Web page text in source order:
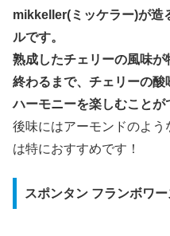
mikkeller(ミッケラー)が造
ルです。
熟成したチェリーの風味
終わるまで、チェリーの
ハーモニーを楽しむことが
後味にはアーモンドのよ
は特におすすめです！
スポンタン フランボワー